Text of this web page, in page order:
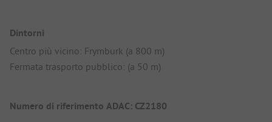
Dintorni
Centro più vicino: Frymburk (a 800 m)
Fermata trasporto pubblico: (a 50 m)
Numero di riferimento ADAC: CZ2180